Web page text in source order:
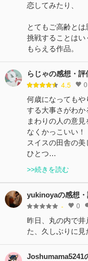
恋してみたり、
とてもご高齢と
挑戦することは
もらえる作品。
らじゃの感想・評
4.5 0
何歳になっても
する大事さがわか
まわりの人の意
なくかっこいい！
スイスの田舎の
ひとつ…
>>続きを読む
yukinoyaの感想
- 0
昨日、丸の内で
た、久しぶりに見
Joshumama5241